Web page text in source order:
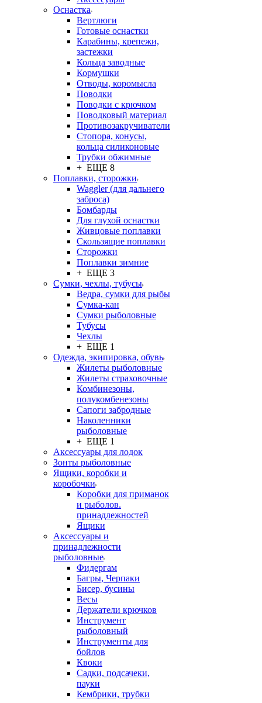
Оснастка
Вертлюги
Готовые оснастки
Карабины, крепежи,
застежки
Кольца заводные
Кормушки
Отводы, коромысла
Поводки
Поводки с крючком
Поводковый материал
Противозакручиватели
Стопора, конусы,
кольца силиконовые
Трубки обжимные
+ ЕЩЕ 8
Поплавки, сторожки
Waggler (для дальнего
заброса)
Бомбарды
Для глухой оснастки
Живцовые поплавки
Скользящие поплавки
Сторожки
Поплавки зимние
+ ЕЩЕ 3
Сумки, чехлы, тубусы
Ведра, сумки для рыбы
Сумка-кан
Сумки рыболовные
Тубусы
Чехлы
+ ЕЩЕ 1
Одежда, экипировка, обувь
Жилеты рыболовные
Жилеты страховочные
Комбинезоны,
полукомбенезоны
Сапоги забродные
Наколенники
рыболовные
+ ЕЩЕ 1
Аксессуары для лодок
Зонты рыболовные
Ящики, коробки и
коробочки
Коробки для приманок
и рыболов.
принадлежностей
Ящики
Аксессуары и
принадлежности
рыболовные
Фидергам
Багры, Черпаки
Бисер, бусины
Весы
Держатели крючков
Инструмент
рыболовный
Инструменты для
бойлов
Квоки
Садки, подсачеки,
пауки
Кембрики, трубки